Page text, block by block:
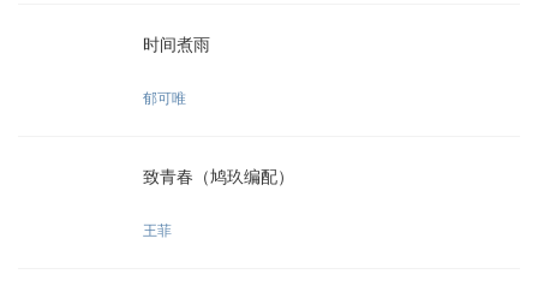
时间煮雨
郁可唯
致青春（鸠玖编配）
王菲